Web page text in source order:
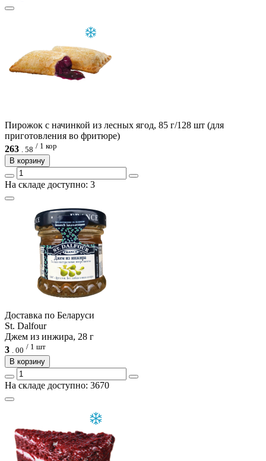
Пирожок с начинкой из лесных ягод, 85 г/128 шт (для
приготовления во фритюре)
263 . 58 / 1 кор
В корзину
На складе доступно: 3
Доcтавка по Беларуси
St. Dalfour
Джем из инжира, 28 г
3 . 00 / 1 шт
В корзину
На складе доступно: 3670